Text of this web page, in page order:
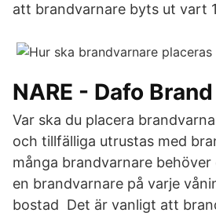
att brandvarnare byts ut vart
NARE - Dafo Brand
Var ska du placera
och tillfälliga utrustas med
många brandvarnare behöver
en brandvarnare på varje
bostad Det är vanligt att